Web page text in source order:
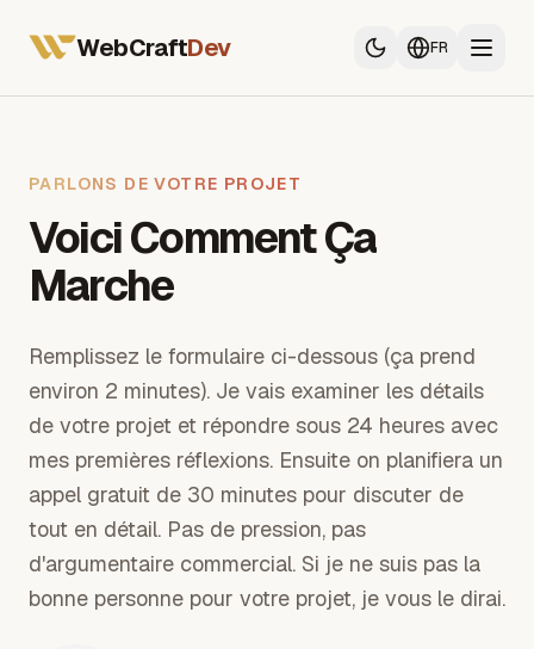
WebCraftDev FR
Tous les services
Développeur Web France
Développeur App Mobile
SEO & GEO
Développeur Web France
PARLONS DE VOTRE PROJET
Voici Comment Ça
Marche
Remplissez le formulaire ci-dessous (ça prend
environ 2 minutes). Je vais examiner les détails
de votre projet et répondre sous 24 heures avec
mes premières réflexions. Ensuite on planifiera un
appel gratuit de 30 minutes pour discuter de
tout en détail. Pas de pression, pas
d'argumentaire commercial. Si je ne suis pas la
bonne personne pour votre projet, je vous le dirai.